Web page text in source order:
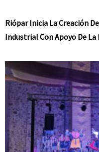
Riópar Inicia La Creación
Industrial Con Apoyo De